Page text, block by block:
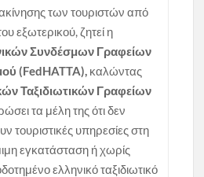
των τουριστών από
εξωτερικού, ζητεί η
Συνδέσμων Γραφείων
(FedHATTA), καλώντας
Ταξιδιωτικών Γραφείων
τα μέλη της ότι δεν
τουριστικές υπηρεσίες στη
εγκατάσταση ή χωρίς
ελληνικό ταξιδιωτικό